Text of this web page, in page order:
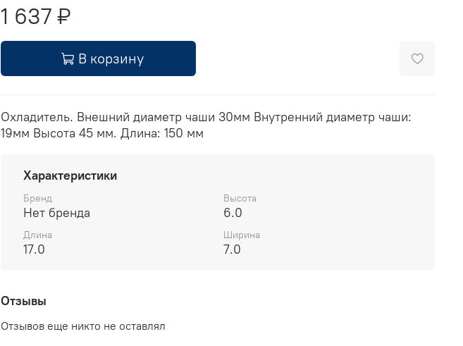
1 637 ₽
В корзину
Охладитель. Внешний диаметр чаши 30мм Внутренний диаметр чаши:
19мм Высота 45 мм. Длина: 150 мм
Характеристики
Бренд
Нет бренда
Высота
6.0
Длина
17.0
Ширина
7.0
Отзывы
Отзывов еще никто не оставлял